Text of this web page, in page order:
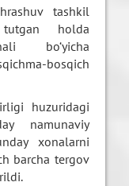
tashkil
holda
bo‘yicha
bosqich
huzuridagi
namunaviy
xonalarni
barcha tergov